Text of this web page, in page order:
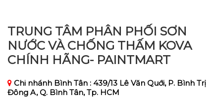
TRUNG TÂM PHÂN PHỐI SƠN
NƯỚC VÀ CHỐNG THẤM KOVA
CHÍNH HÃNG- PAINTMART
Chi nhánh Bình Tân : 439/13 Lê Văn Quới, P. Bình Trị
Đông A, Q. Bình Tân, Tp. HCM